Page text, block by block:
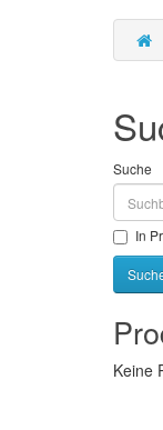
Suche
In
Keine